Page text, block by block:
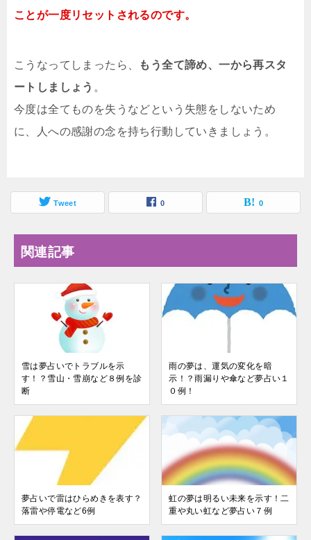
ことが一度リセットされるのです。
こうなってしまったら、
もう全て諦め、一から再スタ
ートしましょう 。
今度は全てものを失うなどという失態をしないため
に、人への感謝の念を持ち行動していきましょう。
Tweet 0 0
関連記事
雪は夢占いでトラブルを示
す！？雪山・雪崩など８例を診
断
雨の夢は、運気の変化を暗
示！？雨漏りや傘など夢占い１
０例！
夢占いで雷はひらめきを表す？
落雷や停電など6例
虹の夢は明るい未来を示す！二
重や丸い虹など夢占い７例